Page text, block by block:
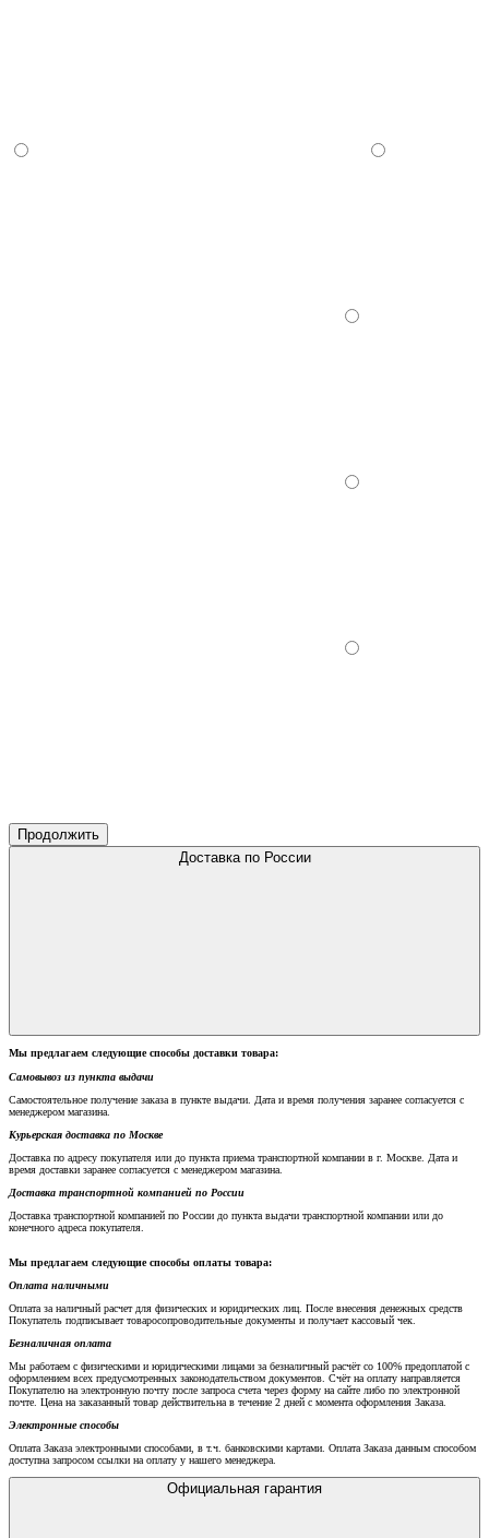
Продолжить
Доставка по России
Мы предлагаем следующие способы доставки товара:
Самовывоз из пункта выдачи
Самостоятельное получение заказа в пункте выдачи. Дата и время получения заранее согласуется с
менеджером магазина.
Курьерская доставка по Москве
Доставка по адресу покупателя или до пункта приема транспортной компании в г. Москве. Дата и
время доставки заранее согласуется с менеджером магазина.
Доставка транспортной компанией по России
Доставка транспортной компанией по России до пункта выдачи транспортной компании или до
конечного адреса покупателя.
Мы предлагаем следующие способы оплаты товара:
Оплата наличными
Оплата за наличный расчет для физических и юридических лиц. После внесения денежных средств
Покупатель подписывает товаросопроводительные документы и получает кассовый чек.
Безналичная оплата
Мы работаем с физическими и юридическими лицами за безналичный расчёт со 100% предоплатой с
оформлением всех предусмотренных законодательством документов. Счёт на оплату направляется
Покупателю на электронную почту после запроса счета через форму на сайте либо по электронной
почте. Цена на заказанный товар действительна в течение 2 дней с момента оформления Заказа.
Электронные способы
Оплата Заказа электронными способами, в т.ч. банковскими картами. Оплата Заказа данным способом
доступна запросом ссылки на оплату у нашего менеджера.
Официальная гарантия